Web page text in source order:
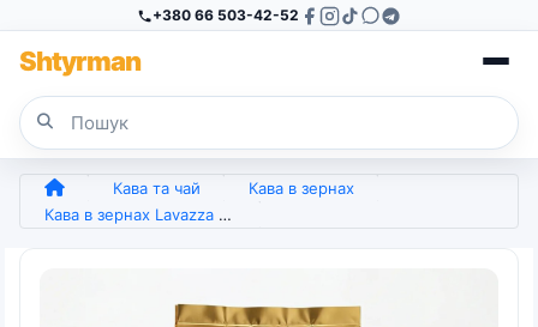
+380 66 503-42-52
Shtyrman
Кава та чай
Кава в зернах
Кава в зернах Lavazza Qualità Oro 1 кг 100% Арабіка, Італійська кава Лавацца Оро золота пачка (арт. 6581)